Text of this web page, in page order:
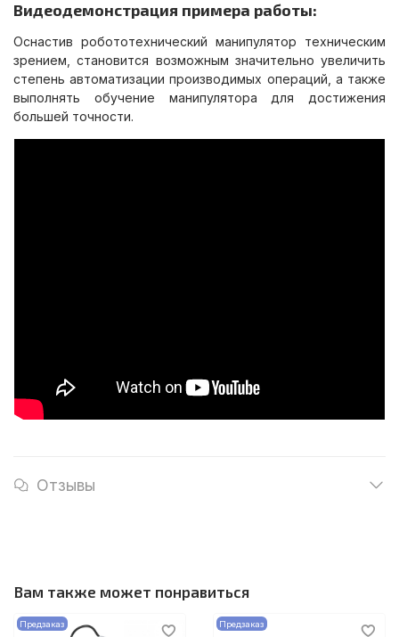
Видеодемонстрация примера работы:
Оснастив робототехнический манипулятор техническим
зрением, становится возможным значительно увеличить
степень автоматизации производимых операций, а также
выполнять обучение манипулятора для достижения
большей точности.
Отзывы
Вам также может понравиться
Предзаказ Предзаказ